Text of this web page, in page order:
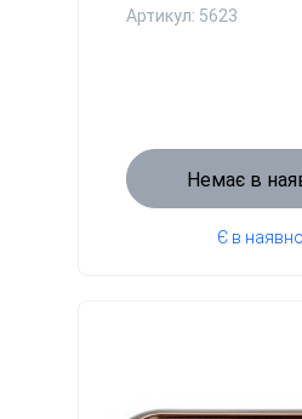
Артикул: 5623
Немає в
Є в